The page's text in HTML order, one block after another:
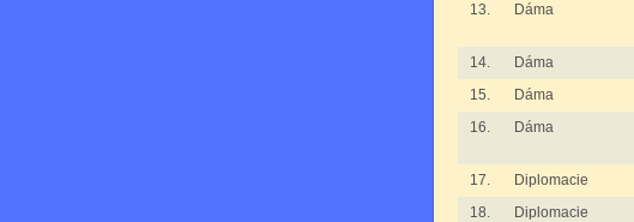
13.
Dáma
14. Dáma
15.
Dáma
16.
Dáma
17. Diplomacie
18.
Diplomacie